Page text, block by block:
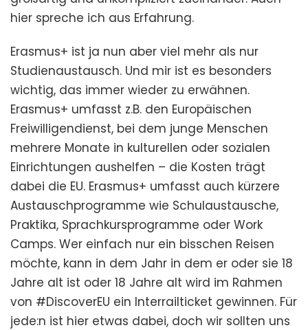
hier spreche ich aus Erfahrung.
Erasmus+ ist ja nun aber viel mehr als nur
Studienaustausch. Und mir ist es besonders
wichtig, das immer wieder zu erwähnen.
Erasmus+ umfasst z.B. den Europäischen
Freiwilligendienst, bei dem junge Menschen
mehrere Monate in kulturellen oder sozialen
Einrichtungen aushelfen – die Kosten trägt
dabei die EU. Erasmus+ umfasst auch kürzere
Austauschprogramme wie Schulaustausche,
Praktika, Sprachkursprogramme oder Work
Camps. Wer einfach nur ein bisschen Reisen
möchte, kann in dem Jahr in dem er oder sie 18
Jahre alt ist oder 18 Jahre alt wird im Rahmen
von #DiscoverEU ein Interrailticket gewinnen. Für
jede:n ist hier etwas dabei, doch wir sollten uns